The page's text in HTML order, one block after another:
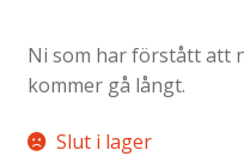
priset
var:
Ni som har förstått att
kommer gå långt.
Slut i lager